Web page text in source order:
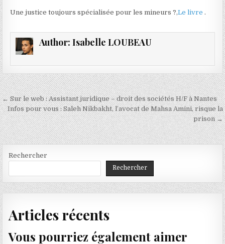
Une justice toujours spécialisée pour les mineurs ?,Le livre.
Author: Isabelle LOUBEAU
Navigation
de
l’article
← Sur le web : Assistant juridique – droit des sociétés H/F à Nantes
Infos pour vous : Saleh Nikbakht, l’avocat de Mahsa Amini, risque la
prison →
Rechercher
Rechercher
Articles récents
Vous pourriez également aimer